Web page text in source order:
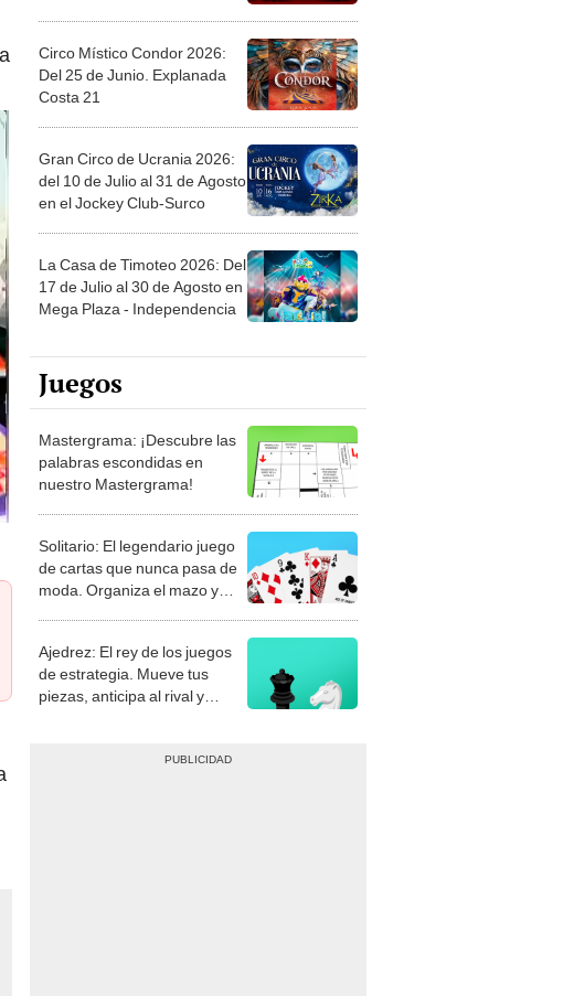
Circo Místico Condor 2026:
Del 25 de Junio. Explanada
Costa 21
Gran Circo de Ucrania 2026:
del 10 de Julio al 31 de Agosto
en el Jockey Club-Surco
La Casa de Timoteo 2026: Del
17 de Julio al 30 de Agosto en
Mega Plaza - Independencia
Juegos
Mastergrama: ¡Descubre las
palabras escondidas en
nuestro Mastergrama!
Solitario: El legendario juego
de cartas que nunca pasa de
moda. Organiza el mazo y
Ajedrez: El rey de los juegos
de estrategia. Mueve tus
piezas, anticipa al rival y